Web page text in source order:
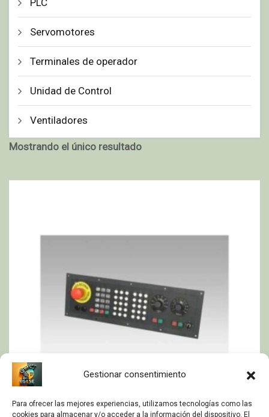
Gestionar consentimiento
Para ofrecer las mejores experiencias, utilizamos tecnologías como las
cookies para almacenar y/o acceder a la información del dispositivo. El
PLC
Servomotores
Terminales de operador
Unidad de Control
Ventiladores
Mostrando el único resultado